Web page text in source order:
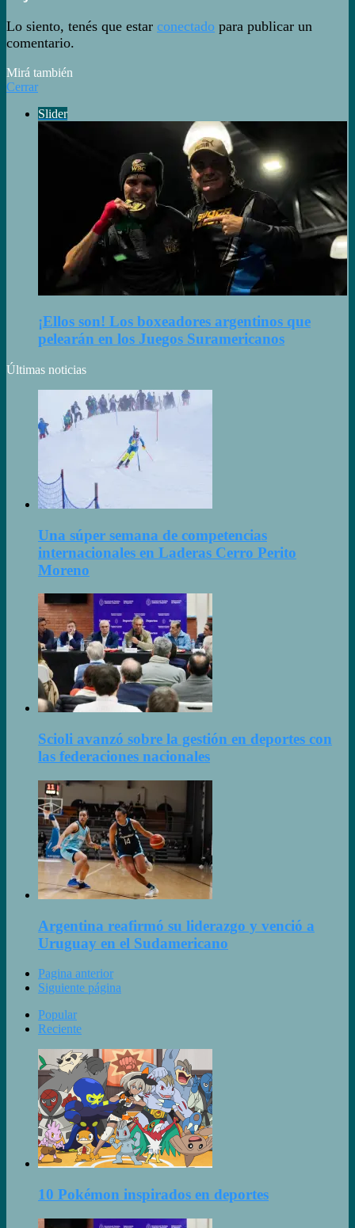
Lo siento, tenés que estar conectado para publicar un
comentario.
Mirá también
Cerrar
Slider
¡Ellos son! Los boxeadores argentinos que
pelearán en los Juegos Suramericanos
Últimas noticias
Una súper semana de competencias
internacionales en Laderas Cerro Perito
Moreno
Scioli avanzó sobre la gestión en deportes con
las federaciones nacionales
Argentina reafirmó su liderazgo y venció a
Uruguay en el Sudamericano
Pagina anterior
Siguiente página
Popular
Reciente
10 Pokémon inspirados en deportes